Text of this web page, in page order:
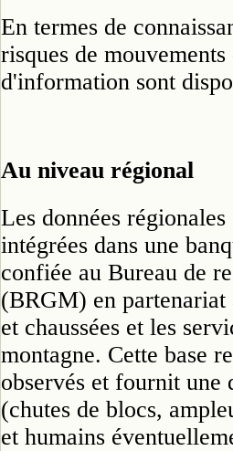
En termes de
risques de
d'information sont
Au niveau régional
Les données
intégrées dans une
confiée au Bureau de
(BRGM) en partenariat
et chaussées et les
montagne. Cette base
observés et fournit une
(chutes de blocs,
et humains